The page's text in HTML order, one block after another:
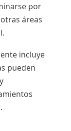
por
áreas
incluye
pueden
y